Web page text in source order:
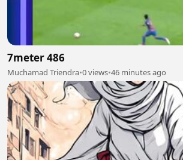
7meter 486
Muchamad Triendra•0 views•46 minutes ago